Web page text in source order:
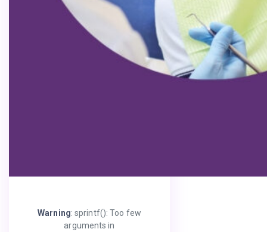
Warning: sprintf(): Too few
arguments in